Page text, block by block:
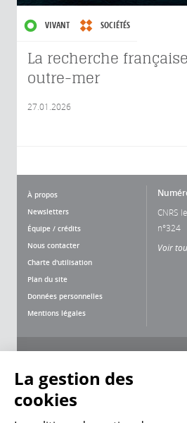
VIVANT SOCIÉTÉS
La recherche
outre-mer
27.01.2026
À propos
Newsletters
Équipe / crédits
Nous contacter
Charte d'utilisation
Plan du site
Données personnelles
Mentions légales
CNRS
n°324
Voir
La gestion des
cookies